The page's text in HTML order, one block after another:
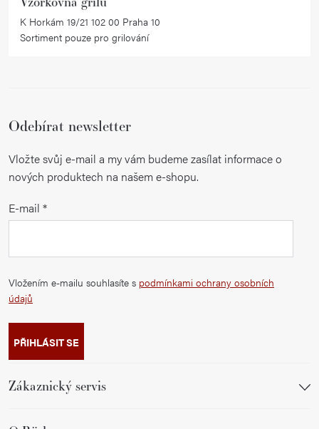
K Horkám 19/21 102 00 Praha 10
Sortiment pouze pro grilování
Odebírat newsletter
Vložte svůj e-mail a my vám budeme zasílat informace o
nových produktech na našem e-shopu.
E-mail
Vložením e-mailu souhlasíte s podmínkami ochrany osobních
údajů
PŘIHLÁSIT SE
Zákaznický servis